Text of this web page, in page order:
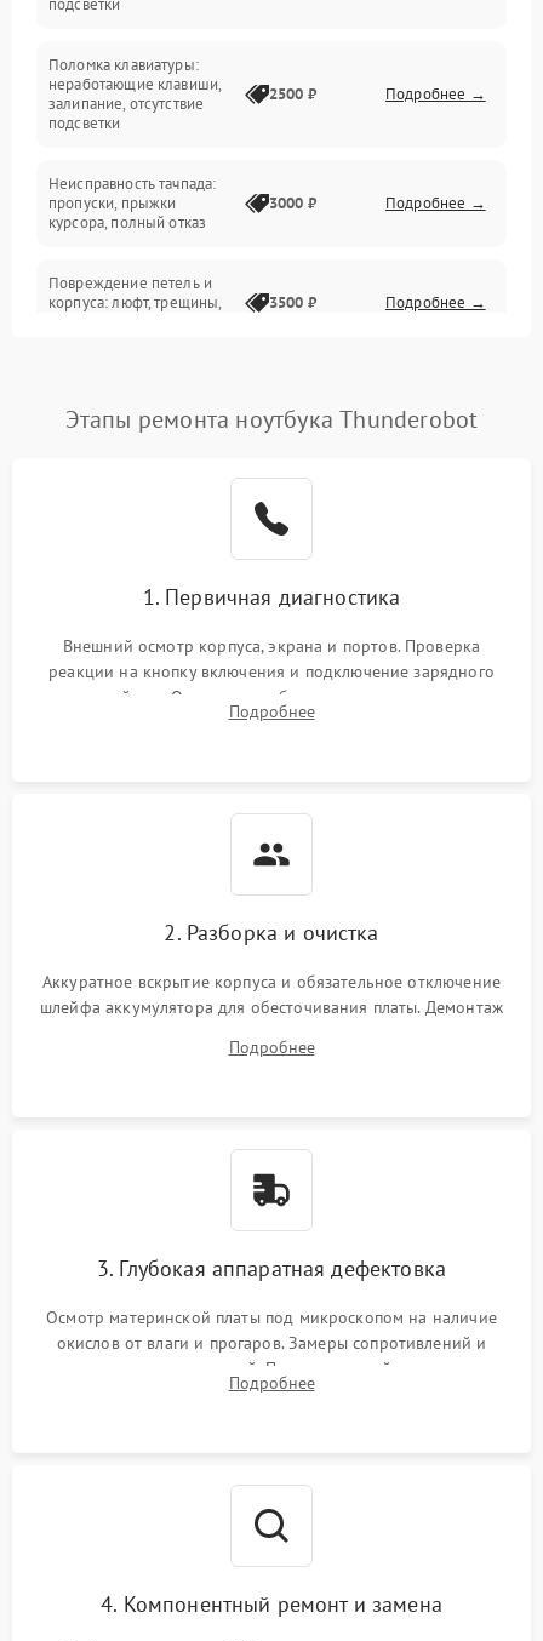
Электрические и системные сбои
Интерфейсные проблемы
Батарея
Сеть и интернет
подсветки
Поломка клавиатуры:
неработающие клавиши,
залипание, отсутствие
подсветки
2500 ₽ Подробнее →
Неисправность тачпада:
пропуски, прыжки
курсора, полный отказ
3000 ₽ Подробнее →
Повреждение петель и
корпуса: люфт, трещины,
3500 ₽ Подробнее →
невозможность зарядки,
2500 ₽ Подробнее →
2000 ₽
Перегрев из‑за пыли,
неисправности кулера
Выход из строя SSD или
HDD: медленная загрузка,
2000 ₽
Проблемы Wi‑Fi или
2500 ₽
Этапы ремонта ноутбука Thunderobot
1. Первичная диагностика
Внешний осмотр корпуса, экрана и портов. Проверка
реакции на кнопку включения и подключение зарядного
устройства. Оценка потребления тока с помощью
лабораторного блока питания для локализации проблемы.
Подробнее
2. Разборка и очистка
Аккуратное вскрытие корпуса и обязательное отключение
шлейфа аккумулятора для обесточивания платы. Демонтаж
высохшей термопасты с кристаллов чипов.
Подробнее
3. Глубокая аппаратная дефектовка
Осмотр материнской платы под микроскопом на наличие
окислов от влаги и прогаров. Замеры сопротивлений и
дежурных напряжений. Проверка цепей питания,
мультиконтроллера, процессора и видеочипа.
Подробнее
4. Компонентный ремонт и замена